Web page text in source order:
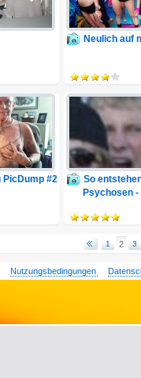
Neulich auf
PicDump #2
So
Psychosen
1 2 3
Nutzungsbedingungen